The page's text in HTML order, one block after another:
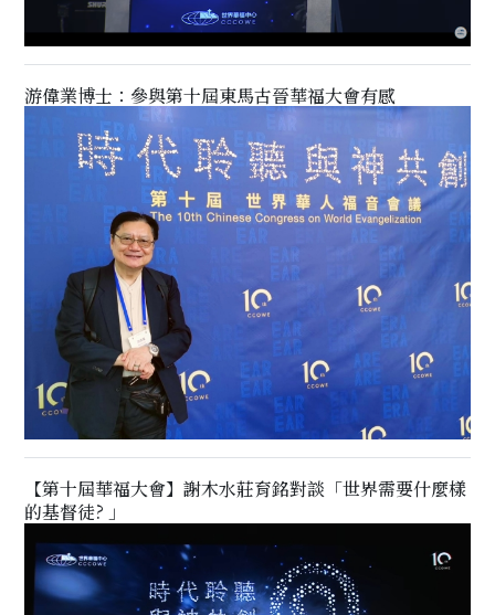
游偉業博士：參與第十屆東馬古晉華福大會有感
【第十屆華福大會】謝木水莊育銘對談「世界需要什麼樣
的基督徒? 」